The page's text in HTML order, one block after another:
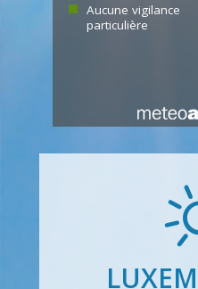
Aucune vigilance
particulière